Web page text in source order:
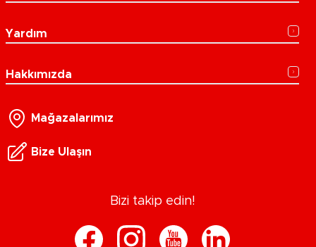
Yardım
Hakkımızda
Mağazalarımız
Bize Ulaşın
Bizi takip edin!